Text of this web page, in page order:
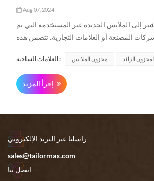
Aug 07, 2024
إلى الملابس الجديدة غير المستخدمة التي تم
المصنعة أو العلامات التجارية. تتضمن هذه
الأسهم بكميات كبيرة ويمكن أن تكون متوفرة
العلامات الساخنة : مخزون الملابس الزائد
إقرأ المزيد
راسلنا عبر البريد الإلكتروني
sales@tailormax.com
اتصل بنا